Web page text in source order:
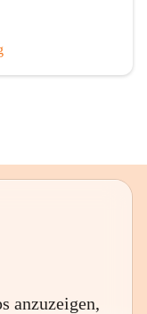
anzuzeigen,